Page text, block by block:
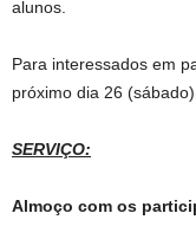
alunos.
Para interessados em
próximo dia 26
SERVIÇO:
Almoço com os